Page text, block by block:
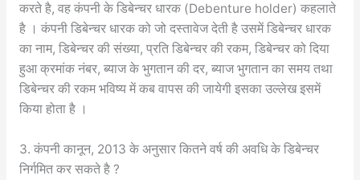
करते है, वह कंपनी के डिबेन्चर धारक (Debenture holder) कहलाते
है । कंपनी डिबेन्चर धारक को जो दस्तावेज देती है उसमें डिबेन्चर धारक
का नाम, डिबेन्चर की संख्या, प्रति डिबेन्चर की रकम, डिबेन्चर को दिया
हुआ क्रमांक नंबर, ब्याज के भुगतान की दर, ब्याज भुगतान का समय तथा
डिबेन्चर की रकम भविष्य में कब वापस की जायेगी इसका उल्लेख इसमें
किया होता है ।
3. कंपनी कानून, 2013 के अनुसार कितने वर्ष की अवधि के डिबेन्चर
निर्गमित कर सकते है ?